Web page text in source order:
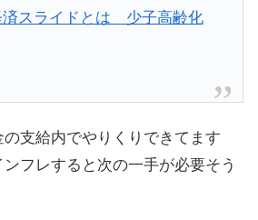
済スライドとは 少子高齢化
支給内でやりくりできてます
フレすると次の一手が必要そう